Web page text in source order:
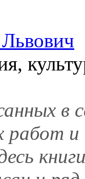
в
работ и